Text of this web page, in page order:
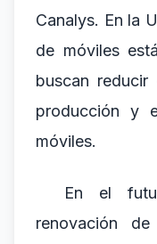
Canalys. En la
de móviles
buscan
producción y
móviles.
En el
renovación